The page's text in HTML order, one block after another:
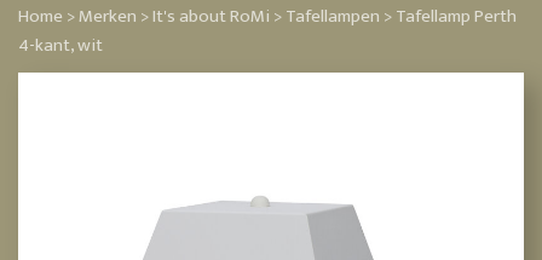
Home >Merken >It's about RoMi >Tafellampen >Tafellamp Perth
4-kant, wit